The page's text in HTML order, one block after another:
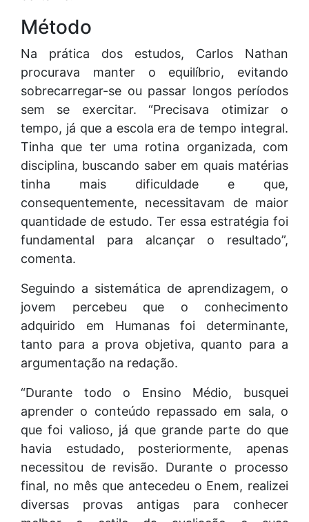
Método
Na prática dos estudos, Carlos Nathan
procurava manter o equilíbrio, evitando
sobrecarregar-se ou passar longos períodos
sem se exercitar. “Precisava otimizar o
tempo, já que a escola era de tempo integral.
Tinha que ter uma rotina organizada, com
disciplina, buscando saber em quais matérias
tinha mais dificuldade e que,
consequentemente, necessitavam de maior
quantidade de estudo. Ter essa estratégia foi
fundamental para alcançar o resultado”,
comenta.
Seguindo a sistemática de aprendizagem, o
jovem percebeu que o conhecimento
adquirido em Humanas foi determinante,
tanto para a prova objetiva, quanto para a
argumentação na redação.
“Durante todo o Ensino Médio, busquei
aprender o conteúdo repassado em sala, o
que foi valioso, já que grande parte do que
havia estudado, posteriormente, apenas
necessitou de revisão. Durante o processo
final, no mês que antecedeu o Enem, realizei
diversas provas antigas para conhecer